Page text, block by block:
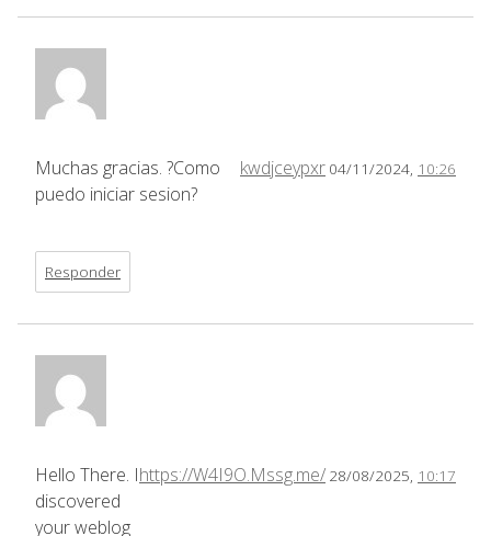
kwdjceypxr 04/11/2024, 10:26
Muchas gracias. ?Como
puedo iniciar sesion?
Responder
https://W4I9O.Mssg.me/ 28/08/2025, 10:17
Hello There. I
discovered
your weblog